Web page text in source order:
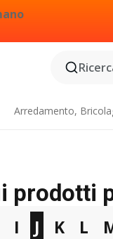
Arredamento,
prodotti
I J K L